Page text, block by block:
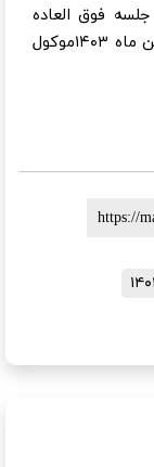
موارد اصلاحی بودجه ۱۴۰۴ به جلسه فوق العاده
هیئت عالی نظارت در روز یکشنبه هفتم بهمن ماه ۱۴۰۳موکول